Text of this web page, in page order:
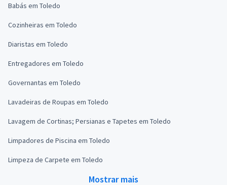
Babás em Toledo
Cozinheiras em Toledo
Diaristas em Toledo
Entregadores em Toledo
Governantas em Toledo
Lavadeiras de Roupas em Toledo
Lavagem de Cortinas; Persianas e Tapetes em Toledo
Limpadores de Piscina em Toledo
Limpeza de Carpete em Toledo
Mostrar mais